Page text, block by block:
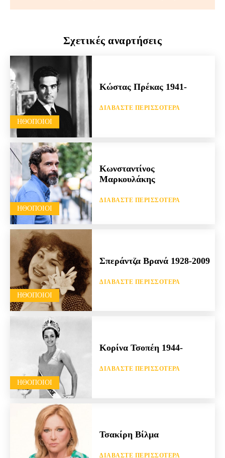
Σχετικές αναρτήσεις
HΘΟΠΟΙΟΊ
Κώστας Πρέκας 1941-
ΔΙΑΒΆΣΤΕ ΠΕΡΙΣΣΌΤΕΡΑ
HΘΟΠΟΙΟΊ
Κωνσταντίνος
Μαρκουλάκης
ΔΙΑΒΆΣΤΕ ΠΕΡΙΣΣΌΤΕΡΑ
HΘΟΠΟΙΟΊ
Σπεράντζα Βρανά 1928-2009
ΔΙΑΒΆΣΤΕ ΠΕΡΙΣΣΌΤΕΡΑ
HΘΟΠΟΙΟΊ
Κορίνα Τσοπέη 1944-
ΔΙΑΒΆΣΤΕ ΠΕΡΙΣΣΌΤΕΡΑ
Τσακίρη Βίλμα
ΔΙΑΒΆΣΤΕ ΠΕΡΙΣΣΌΤΕΡΑ